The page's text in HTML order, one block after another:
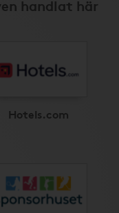
handlat här
Hotels.com